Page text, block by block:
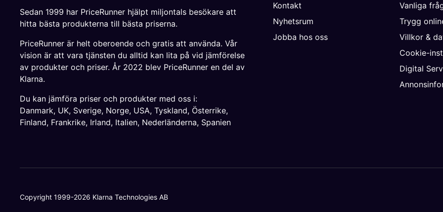
Kontakt
Nyhetsrum
Jobba hos oss
Vanliga
Trygg
Villkor &
Cookie-
Digital
Sedan 1999 har PriceRunner hjälpt miljontals besökare att
hitta bästa produkterna till bästa priserna.
PriceRunner är helt oberoende och gratis att använda. Vår
vision är att vara tjänsten du alltid kan lita på vid jämförelse
av produkter och priser. År 2022 blev PriceRunner en del av
Klarna.
Du kan jämföra priser och produkter med oss i:
Danmark, UK, Sverige, Norge, USA, Tyskland, Österrike,
Finland, Frankrike, Irland, Italien, Nederländerna, Spanien
Copyright 1999-2026 Klarna Technologies AB